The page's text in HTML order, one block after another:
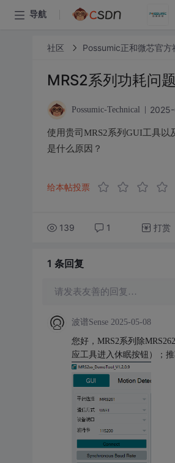
导航
社区 Possumic正和微芯官方
MRS2系列功耗问题
Possumic-Technical
使用贵司MRS2系列GUI工具以
是什么原因？
给本帖投票
139 1 打赏
1 条回复
请发表友善的回复…
波谱Sense 2025-05-08
您好，MRS2系列除
应工具进入休眠按钮）；